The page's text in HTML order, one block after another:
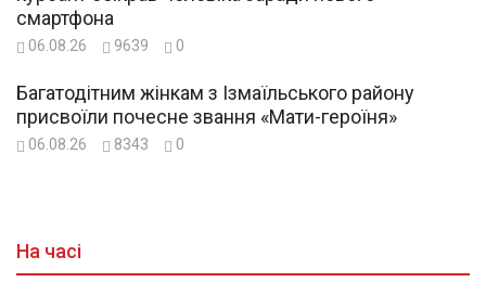
смартфона
06.08.26 9639 0
Багатодітним жінкам з Ізмаїльського району
присвоїли почесне звання «Мати-героїня»
06.08.26 8343 0
На часі